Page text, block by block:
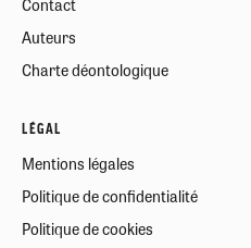
Auteurs
Charte déontologique
LÉGAL
Mentions légales
Politique de confidentialité
Politique de cookies